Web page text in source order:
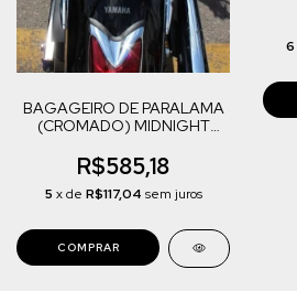
BAGAGEIRO DE PARALAMA
(CROMADO) MIDNIGHT
R$585,18
5 x de R$117,04 sem juros
6